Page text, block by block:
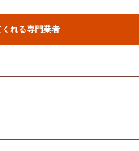
れる専門業者